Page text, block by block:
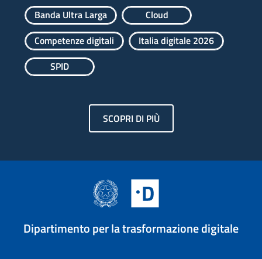
Banda Ultra Larga
Cloud
Competenze digitali
Italia digitale 2026
SPID
SCOPRI DI PIÙ
Dipartimento per la trasformazione digitale